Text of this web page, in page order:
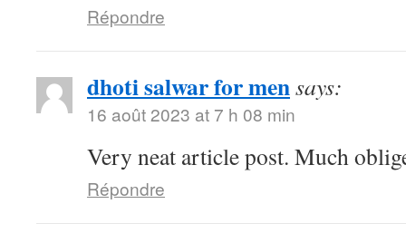
Répondre
dhoti salwar for mensays:
16 août 2023 at 7 h 08 min
Very neat article post. Much
Répondre